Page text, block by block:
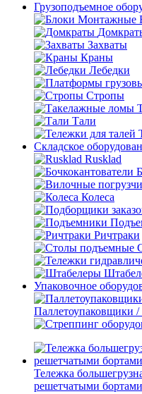
Грузоподъемное
Захваты
Краны
Лебедки
Стропы
Тали
Складское
Rusklad
Колеса
Ричтраки
Упаковочное
Паллетоупаковщики /
Тележка
решетчатыми